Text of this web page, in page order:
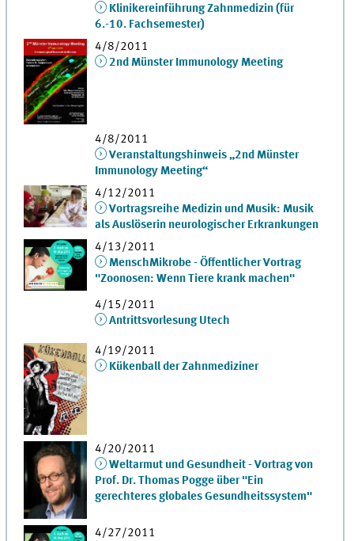
Klinikereinführung Zahnmedizin (für
6.-10. Fachsemester)
4/8/2011
2nd Münster Immunology Meeting
4/8/2011
Veranstaltungshinweis „2nd Münster
Immunology Meeting“
4/12/2011
Vortragsreihe Medizin und Musik: Musik
als Auslöserin neurologischer Erkrankungen
4/13/2011
MenschMikrobe - Öffentlicher Vortrag
"Zoonosen: Wenn Tiere krank machen"
4/15/2011
Antrittsvorlesung Utech
4/19/2011
Kükenball der Zahnmediziner
4/20/2011
Weltarmut und Gesundheit - Vortrag von
Prof. Dr. Thomas Pogge über "Ein
gerechteres globales Gesundheitssystem"
4/27/2011